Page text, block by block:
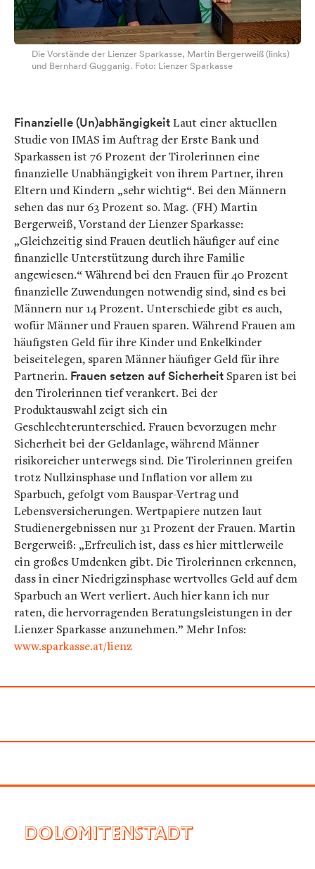
Die Vorstände der Lienzer Sparkasse, Martin Bergerweiß (links)
und Bernhard Gugganig. Foto: Lienzer Sparkasse
Finanzielle (Un)abhängigkeitLaut einer aktuellen
Studie von IMAS im Auftrag der Erste Bank und
Sparkassen ist 76 Prozent der Tirolerinnen eine
finanzielle Unabhängigkeit von ihrem Partner, ihren
Eltern und Kindern „sehr wichtig“. Bei den Männern
sehen das nur 63 Prozent so. Mag. (FH) Martin
Bergerweiß, Vorstand der Lienzer Sparkasse:
„Gleichzeitig sind Frauen deutlich häufiger auf eine
finanzielle Unterstützung durch ihre Familie
angewiesen.“ Während bei den Frauen für 40 Prozent
finanzielle Zuwendungen notwendig sind, sind es bei
Männern nur 14 Prozent. Unterschiede gibt es auch,
wofür Männer und Frauen sparen. Während Frauen am
häufigsten Geld für ihre Kinder und Enkelkinder
beiseitelegen, sparen Männer häufiger Geld für ihre
Partnerin. Frauen setzen auf SicherheitSparen ist bei
den Tirolerinnen tief verankert. Bei der
Produktauswahl zeigt sich ein
Geschlechterunterschied. Frauen bevorzugen mehr
Sicherheit bei der Geldanlage, während Männer
risikoreicher unterwegs sind. Die Tirolerinnen greifen
trotz Nullzinsphase und Inflation vor allem zu
Sparbuch, gefolgt vom Bauspar-Vertrag und
Lebensversicherungen. Wertpapiere nutzen laut
Studienergebnissen nur 31 Prozent der Frauen. Martin
Bergerweiß: „Erfreulich ist, dass es hier mittlerweile
ein großes Umdenken gibt. Die Tirolerinnen erkennen,
dass in einer Niedrigzinsphase wertvolles Geld auf dem
Sparbuch an Wert verliert. Auch hier kann ich nur
raten, die hervorragenden Beratungsleistungen in der
Lienzer Sparkasse anzunehmen.” Mehr Infos:
www.sparkasse.at/lienz
DOLOMITENSTADT